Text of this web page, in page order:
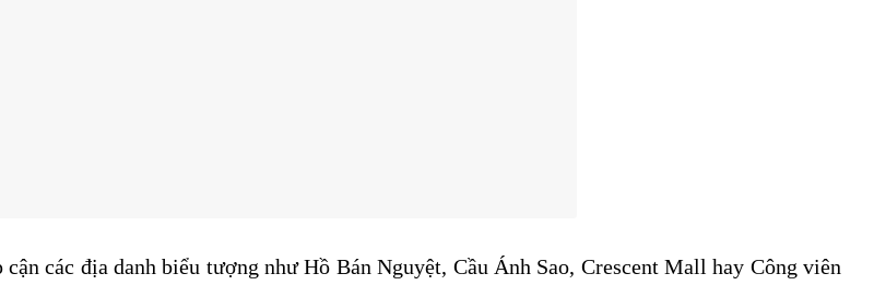
các địa danh biểu tượng như Hồ Bán Nguyệt, Cầu Ánh Sao, Crescent Mall hay Công viên